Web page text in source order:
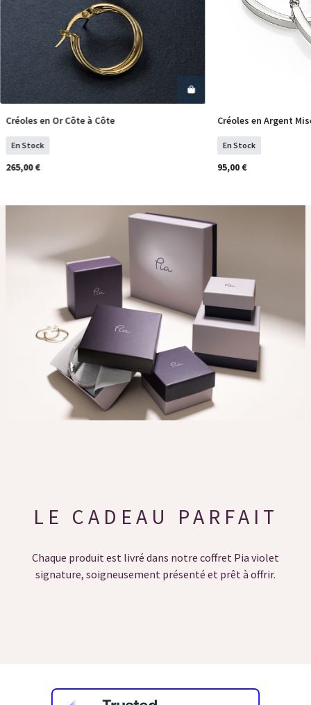
COMMANDER
Créoles en Or Côte à Côte
En Stock
265,00 €
Créoles en Argent
En Stock
95,00 €
LE CADEAU PARFAIT
Chaque produit est livré dans notre coffret Pia violet
signature, soigneusement présenté et prêt à offrir.